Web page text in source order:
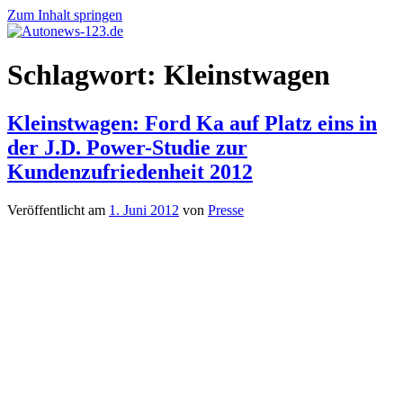
Zum Inhalt springen
Autonews-
123.de
Autonews
mit
Schlagwort: Kleinstwagen
Kleinstwagen: Ford Ka auf Platz eins in
der J.D. Power-Studie zur
Kundenzufriedenheit 2012
Veröffentlicht am 1. Juni 2012 von Presse